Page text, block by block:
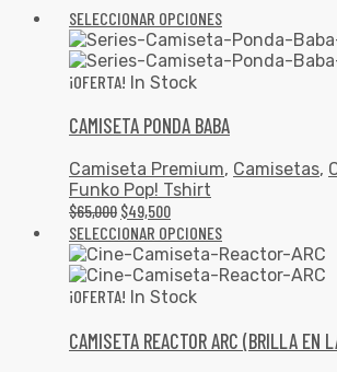
SELECCIONAR OPCIONES
¡OFERTA! In Stock
CAMISETA PONDA BABA
Camiseta Premium, Camisetas,
Funko Pop! Tshirt
$65,000 $49,500
SELECCIONAR OPCIONES
¡OFERTA! In Stock
CAMISETA REACTOR ARC (BRILLA EN